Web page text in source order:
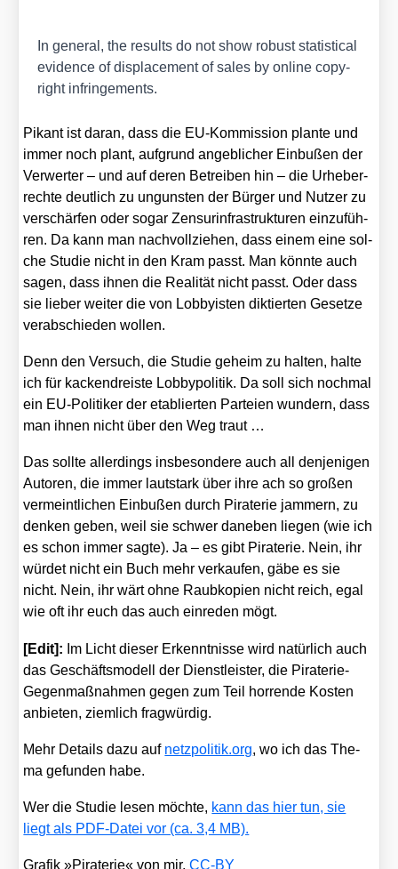
In gene­ral, the results do not show robust sta­tis­ti­cal
evi­dence of dis­pla­ce­ment of sales by online copy­
right inf­rin­ge­ments.
Pikant ist dar­an, dass die EU-Kom­mis­si­on plan­te und
immer noch plant, auf­grund angeb­li­cher Ein­bu­ßen der
Ver­wer­ter – und auf deren Betrei­ben hin – die Urhe­ber­
rech­te deut­lich zu unguns­ten der Bür­ger und Nut­zer zu
ver­schär­fen oder sogar Zen­sur­in­fra­struk­tu­ren ein­zu­füh­
ren. Da kann man nach­voll­zie­hen, dass einem eine sol­
che Stu­die nicht in den Kram passt. Man könn­te auch
sagen, dass ihnen die Rea­li­tät nicht passt. Oder dass
sie lie­ber wei­ter die von Lob­by­is­ten dik­tier­ten Geset­ze
ver­ab­schie­den wol­len.
Denn den Ver­such, die Stu­die geheim zu hal­ten, hal­te
ich für kacken­dreis­te Lob­by­po­li­tik. Da soll sich noch­mal
ein EU-Poli­ti­ker der eta­blier­ten Par­tei­en wun­dern, dass
man ihnen nicht über den Weg traut …
Das soll­te aller­dings ins­be­son­de­re auch all den­je­ni­gen
Autoren, die immer laut­stark über ihre ach so gro­ßen
ver­meint­li­chen Ein­bu­ßen durch Pira­te­rie jam­mern, zu
den­ken geben, weil sie schwer dane­ben lie­gen (wie ich
es schon immer sag­te). Ja – es gibt Pira­te­rie. Nein, ihr
wür­det nicht ein Buch mehr ver­kau­fen, gäbe es sie
nicht. Nein, ihr wärt ohne Raub­ko­pien nicht reich, egal
wie oft ihr euch das auch ein­re­den mögt.
[Edit]: Im Licht die­ser Erkennt­nis­se wird natür­lich auch
das Geschäfts­mo­dell der Dienst­leis­ter, die Pira­te­rie-
Gegen­maß­nah­men gegen zum Teil hor­ren­de Kos­ten
anbie­ten, ziem­lich frag­wür­dig.
Mehr Details dazu auf netz​po​li​tik​.org, wo ich das The­
ma gefun­den habe.
Wer die Stu­die lesen möch­te, kann das hier tun, sie
liegt als PDF-Datei vor (ca. 3,4 MB).
Gra­fik »Pira­te­rie« von mir,CC-BY